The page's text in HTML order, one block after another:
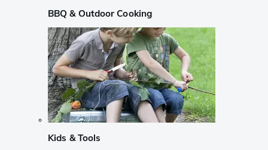
BBQ & Outdoor Cooking
Kids & Tools